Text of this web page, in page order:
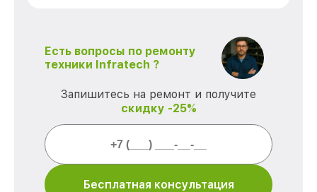
Есть вопросы по ремонту
техники Infratech ?
Запишитесь на ремонт и получите
скидку -25%
Бесплатная консультация